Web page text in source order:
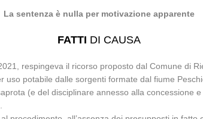
La sentenza è nulla per motivazione apparente
FATTI DI CAUSA
respingeva il ricorso proposto dal Comune di
potabile dalle sorgenti formate dal fiume
(e del disciplinare annesso alla concessione